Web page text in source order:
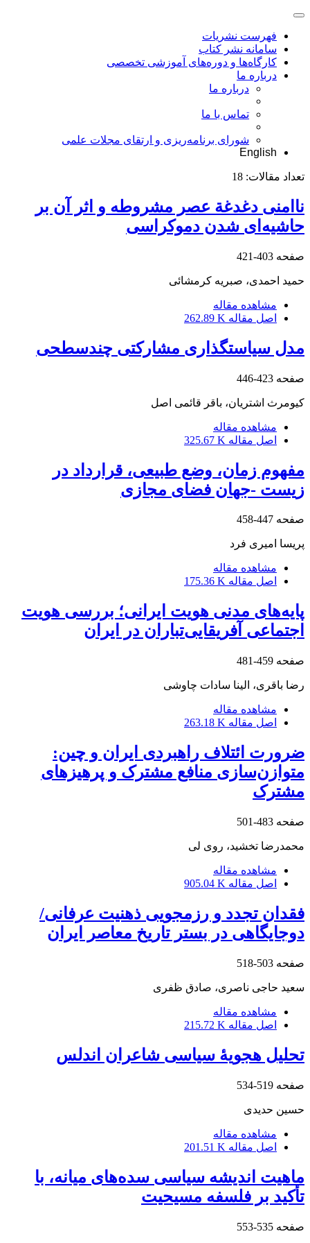
فهرست نشریات
سامانه نشر کتاب
کارگاه‌ها و دوره‌های آموزشی تخصصی
درباره ما
درباره ما
تماس با ما
شورای برنامه‌ریزی و ارتقای مجلات علمی
English
تعداد مقالات: 18
ناامنی دغدغة عصر مشروطه‌ و اثر آن ‌بر
حاشیه‌ای ‌شدن‌ دموکراسی
صفحه 403-421
حمید احمدی، صبریه کرمشائی
مشاهده مقاله
اصل مقاله 262.89 K
مدل سیاستگذاری مشارکتی چندسطحی
صفحه 423-446
کیومرث اشتریان، باقر قائمی اصل
مشاهده مقاله
اصل مقاله 325.67 K
مفهوم زمان، وضع طبیعی، قرارداد در
زیست -جهان فضای مجازی
صفحه 447-458
پریسا امیری فرد
مشاهده مقاله
اصل مقاله 175.36 K
پایه‌های مدنی هویت ایرانی؛ بررسی هویت
اجتماعی آفریقایی‌تباران در ایران
صفحه 459-481
رضا باقری، الینا سادات چاوشی
مشاهده مقاله
اصل مقاله 263.18 K
ضرورت ائتلاف راهبردی ایران و چین:
متوازن‌سازی منافع مشترک و پرهیزهای
مشترک
صفحه 483-501
محمدرضا تخشید، روی لی
مشاهده مقاله
اصل مقاله 905.04 K
فقدان تجدد و رزمجویی ذهنیت عرفانی/
دوجایگاهی در بستر تاریخ معاصر ایران
صفحه 503-518
سعید حاجی ناصری، صادق ظفری
مشاهده مقاله
اصل مقاله 215.72 K
تحلیل هجویۀ سیاسی شاعران اندلس
صفحه 519-534
حسین حدیدی
مشاهده مقاله
اصل مقاله 201.51 K
ماهیت اندیشه سیاسی سده‌های میانه، با
تأکید بر فلسفه مسیحیت
صفحه 535-553